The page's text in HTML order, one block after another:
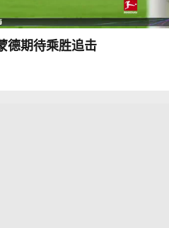
德期待乘胜追击